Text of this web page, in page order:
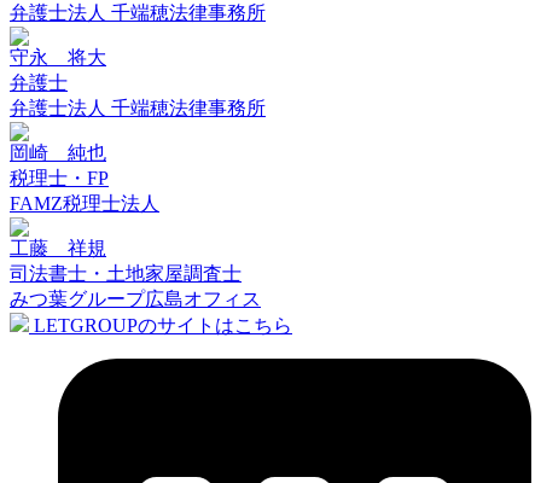
弁護士法人 千端穂法律事務所
守永 将大
弁護士
弁護士法人 千端穂法律事務所
岡崎 純也
税理士・FP
FAMZ税理士法人
工藤 祥規
司法書士・土地家屋調査士
みつ葉グループ広島オフィス
LETGROUPのサイトはこちら